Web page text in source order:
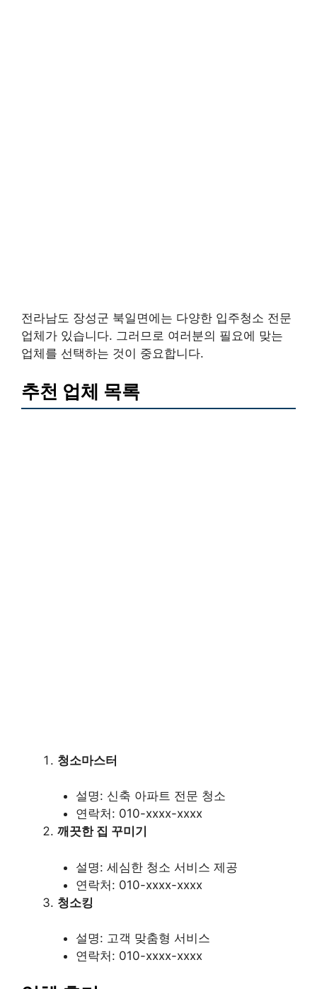
전라남도 장성군 북일면에는 다양한 입주청소 전문
업체가 있습니다. 그러므로 여러분의 필요에 맞는
업체를 선택하는 것이 중요합니다.
추천 업체 목록
청소마스터
설명: 신축 아파트 전문 청소
연락처: 010-xxxx-xxxx
깨끗한 집 꾸미기
설명: 세심한 청소 서비스 제공
연락처: 010-xxxx-xxxx
청소킹
설명: 고객 맞춤형 서비스
연락처: 010-xxxx-xxxx